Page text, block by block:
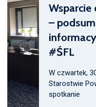
–
#ŚFL
W czwartek,
Starostwie
spotkanie